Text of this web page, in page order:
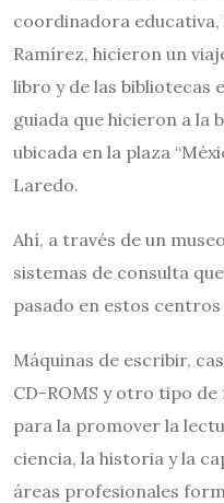
coordinadora educativa,
Ramírez, hicieron un
libro y de las bibliotecas
guiada que hicieron a la
ubicada en la plaza
Laredo.
Ahí, a través de un
sistemas de consulta
pasado en estos
Máquinas de escribir,
CD-ROMS y otro tipo
para la promover la
ciencia, la historia y la
áreas profesionales